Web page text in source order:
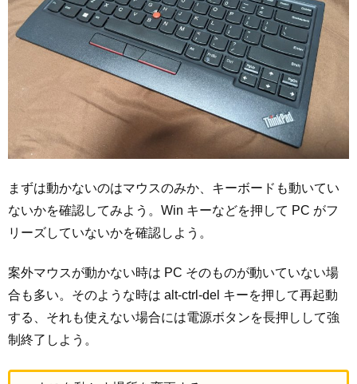
まずは動かないのはマウスのみか、キーボードも動いてい
ないかを確認してみよう。Win キーなどを押して PC がフ
リーズしていないかを確認しよう。
案外マウスが動かない時は PC そのものが動いていない場
合も多い。そのような時は alt-ctrl-del キーを押して再起動
する、それも使えない場合には電源ボタンを長押しして強
制終了しよう。